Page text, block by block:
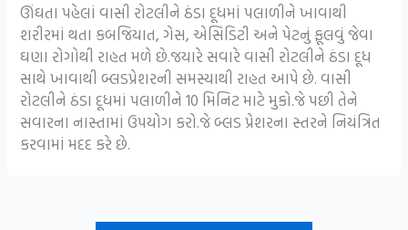
ઊંઘતા પહેલાં વાસી રોટલીને ઠંડા દૂધમાં પલાળીને ખાવાથી
શરીરમાં થતા કબજિયાત, ગેસ, એસિડિટી અને પેટનું ફૂલવું જેવા
ઘણા રોગોથી રાહત મળે છે.જયારે સવારે વાસી રોટલીને ઠંડા દૂધ
સાથે ખાવાથી બ્લડપ્રેશરની સમસ્યાથી રાહત આપે છે. વાસી
રોટલીને ઠંડા દૂધમાં પલાળીને 10 મિનિટ માટે મુકો.જે પછી તેને
સવારના નાસ્તામાં ઉપયોગ કરો.જે બ્લડ પ્રેશરના સ્તરને નિયંત્રિત
કરવામાં મદદ કરે છે.